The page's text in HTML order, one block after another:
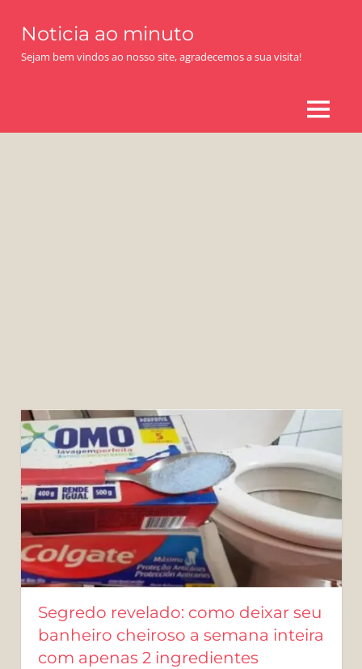
content
Noticia ao minuto
Sejam bem vindos ao nosso site, agradecemos a sua visita!
MENU
Segredo revelado: como deixar seu
banheiro cheiroso a semana inteira
com apenas 2 ingredientes